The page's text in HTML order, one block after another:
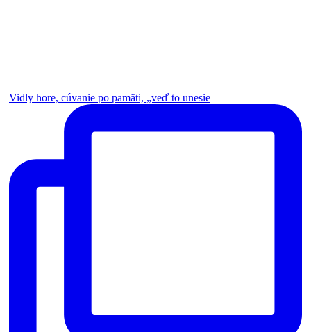
Vidly hore, cúvanie po pamäti, „veď to unesie